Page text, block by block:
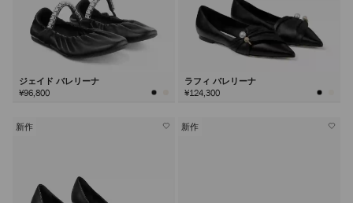
ジェイド バレリーナ
¥96,800
ラフィ バレリーナ
¥124,300
新作 新作